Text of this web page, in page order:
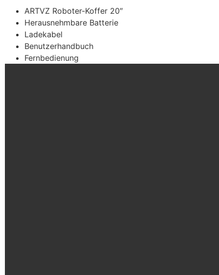
ARTVZ Roboter-Koffer 20″
Herausnehmbare Batterie
Ladekabel
Benutzerhandbuch
Fernbedienung